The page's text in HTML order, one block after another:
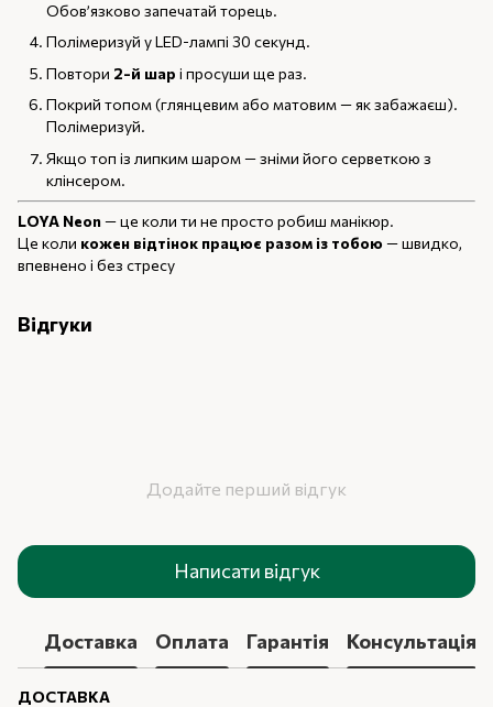
Обов’язково запечатай торець.
Полімеризуй у LED-лампі 30 секунд.
Повтори 2-й шар і просуши ще раз.
Покрий топом (глянцевим або матовим — як забажаєш).
Полімеризуй.
Якщо топ із липким шаром — зніми його серветкою з
клінсером.
LOYA Neon— це коли ти не просто робиш манікюр.
Це коли кожен відтінок працює разом із тобою — швидко,
впевнено і без стресу
Відгуки
Додайте перший відгук
Написати відгук
Доставка Оплата Гарантія Консультація
ДОСТАВКА